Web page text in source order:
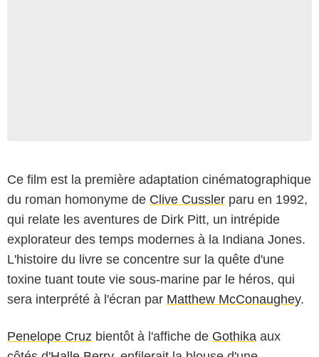
Ce film est la première adaptation cinématographique
du roman homonyme de Clive Cussler paru en 1992,
qui relate les aventures de Dirk Pitt, un intrépide
explorateur des temps modernes à la Indiana Jones.
L'histoire du livre se concentre sur la quête d'une
toxine tuant toute vie sous-marine par le héros, qui
sera interprété à l'écran par Matthew McConaughey.
Penelope Cruz bientôt à l'affiche de Gothika aux